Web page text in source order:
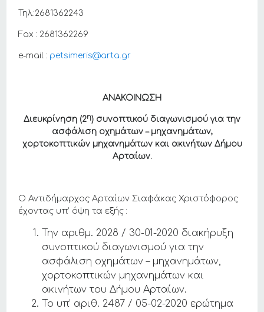
Τηλ.:2681362243
Fax : 2681362269
e-mail : petsimeris@arta.gr
ΑΝΑΚΟΙΝΩΣΗ
Διευκρίνηση (2η) συνοπτικού διαγωνισμού για την
ασφάλιση οχημάτων – μηχανημάτων,
χορτοκοπτικών μηχανημάτων και ακινήτων Δήμου
Αρταίων.
Ο Αντιδήμαρχος Αρταίων Σιαφάκας Χριστόφορος
έχοντας υπ’ όψη τα εξής :
Την αριθμ. 2028 / 30-01-2020 διακήρυξη
συνοπτικού διαγωνισμού για την
ασφάλιση οχημάτων – μηχανημάτων,
χορτοκοπτικών μηχανημάτων και
ακινήτων του Δήμου Αρταίων.
Το υπ’ αριθ. 2487 / 05-02-2020 ερώτημα